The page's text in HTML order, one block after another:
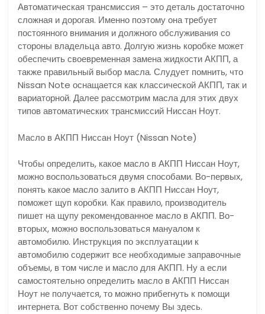
Автоматическая трансмиссия – это деталь достаточно
сложная и дорогая. Именно поэтому она требует
постоянного внимания и должного обслуживания со
стороны владельца авто. Долгую жизнь коробке может
обеспечить своевременная замена жидкости АКПП, а
также правильный выбор масла. Слудует помнить, что
Nissan Note оснащается как классической АКПП, так и
вариаторной. Далее рассмотрим масла для этих двух
типов автоматических трансмиссий Ниссан Ноут.
Масло в АКПП Ниссан Ноут (Nissan Note)
Чтобы определить, какое масло в АКПП Ниссан Ноут,
можно воспользоваться двумя способами. Во-первых,
понять какое масло залито в АКПП Ниссан Ноут,
поможет щуп коробки. Как правило, производитель
пишет на щупу рекомендованное масло в АКПП. Во-
вторых, можно воспользоваться мануалом к
автомобилю. Инструкция по эксплуатации к
автомобилю содержит все необходимые заправочные
объемы, в том числе и масло для АКПП. Ну а если
самостоятельно определить масло в АКПП Ниссан
Ноут не получается, то можно прибегнуть к помощи
интернета. Вот собственно почему Вы здесь.